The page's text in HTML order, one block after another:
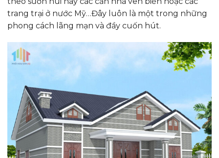
trang trại ở nước Mỹ…Đây luôn là một trong những
phong cách lãng mạn và đầy cuốn hút.